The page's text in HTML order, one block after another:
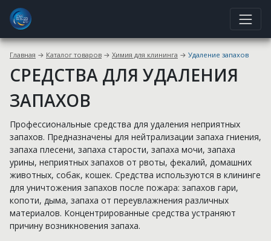
Главная → Каталог товаров → Химия для клининга → Удаление запахов
СРЕДСТВА ДЛЯ УДАЛЕНИЯ
ЗАПАХОВ
Профессиональные средства для удаления неприятных
запахов. Предназначены для нейтрализации запаха гниения,
запаха плесени, запаха старости, запаха мочи, запаха
урины, неприятных запахов от рвоты, фекалий, домашних
животных, собак, кошек. Средства используются в клининге
для уничтожения запахов после пожара: запахов гари,
копоти, дыма, запаха от переувлажнения различных
материалов. Концентрированные средства устраняют
причину возникновения запаха.